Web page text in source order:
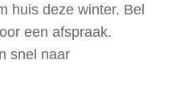
huis deze winter. Bel
een afspraak.
snel naar